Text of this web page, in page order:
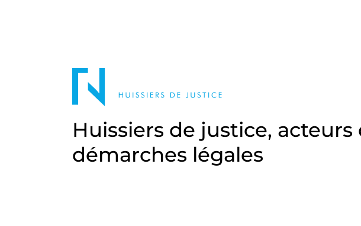
Huissiers de justice, acteurs
démarches légales